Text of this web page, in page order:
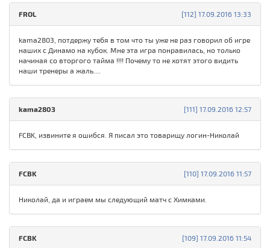
[112] 17.09.2016 13:33
FROL
kama2803, потдержу тебя в том что ты уже не раз говорил об игре
наших с Динамо на кубок. Мне эта игра понравилась, но только
начиная со вторгого тайма !!!! Почему то не хотят этого видить
наши тренеры а жаль....
[111] 17.09.2016 12:57
kama2803
FCBK, извините я ошибся. Я писал это товарищу логин-Николай
[110] 17.09.2016 11:57
FCBK
Николай, да и играем мы следующий матч с Химками.
[109] 17.09.2016 11:54
FCBK